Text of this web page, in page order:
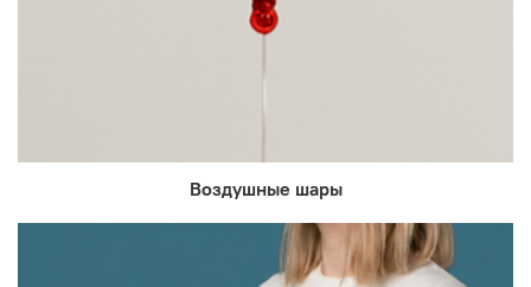
Воздушные шары